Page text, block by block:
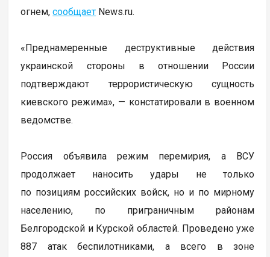
огнем,сообщает News.ru.
«Преднамеренные деструктивные действия
украинской стороны в отношении России
подтверждают террористическую сущность
киевского режима», — констатировали в военном
ведомстве.
Россия объявила режим перемирия, а ВСУ
продолжает наносить удары не только
по позициям российских войск, но и по мирному
населению, по приграничным районам
Белгородской и Курской областей. Проведено уже
887 атак беспилотниками, а всего в зоне